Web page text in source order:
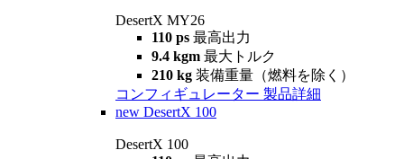
DesertX MY26
110 ps 最高出力
9.4 kgm 最大トルク
210 kg 装備重量（燃料を除く）
コンフィギュレーター 製品詳細
new DesertX 100
DesertX 100